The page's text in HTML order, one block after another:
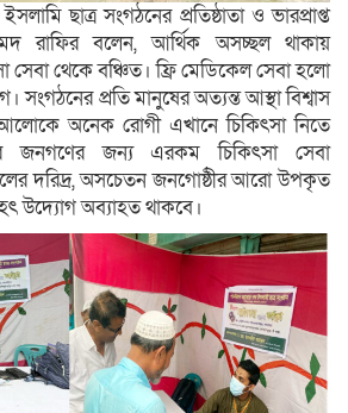
ছাত্র সংগঠনের প্রতিষ্ঠাতা ও ভারপ্রাপ্ত
রাফির বলেন, আর্থিক অসচ্ছল থাকায়
সেবা থেকে বঞ্চিত। ফ্রি মেডিকেল সেবা হলো
সংগঠনের প্রতি মানুষের অত্যন্ত আস্থা বিশ্বাস
অনেক রোগী এখানে চিকিৎসা নিতে
জনগণের জন্য এরকম চিকিৎসা সেবা
দরিদ্র, অসচেতন জনগোষ্ঠীর আরো উপকৃত
উদ্যোগ অব্যাহত থাকবে।